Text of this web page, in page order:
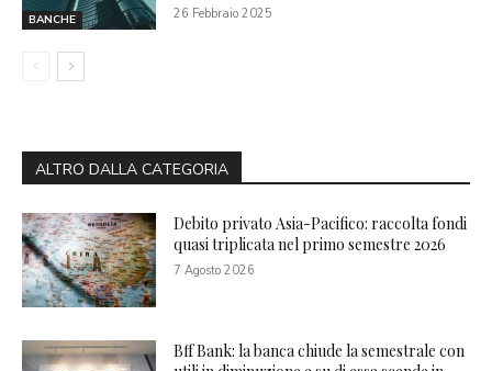
BANCHE 26 Febbraio 2025
ALTRO DALLA CATEGORIA
Debito privato Asia-Pacifico: raccolta fondi
quasi triplicata nel primo semestre 2026
7 Agosto 2026
Bff Bank: la banca chiude la semestrale con